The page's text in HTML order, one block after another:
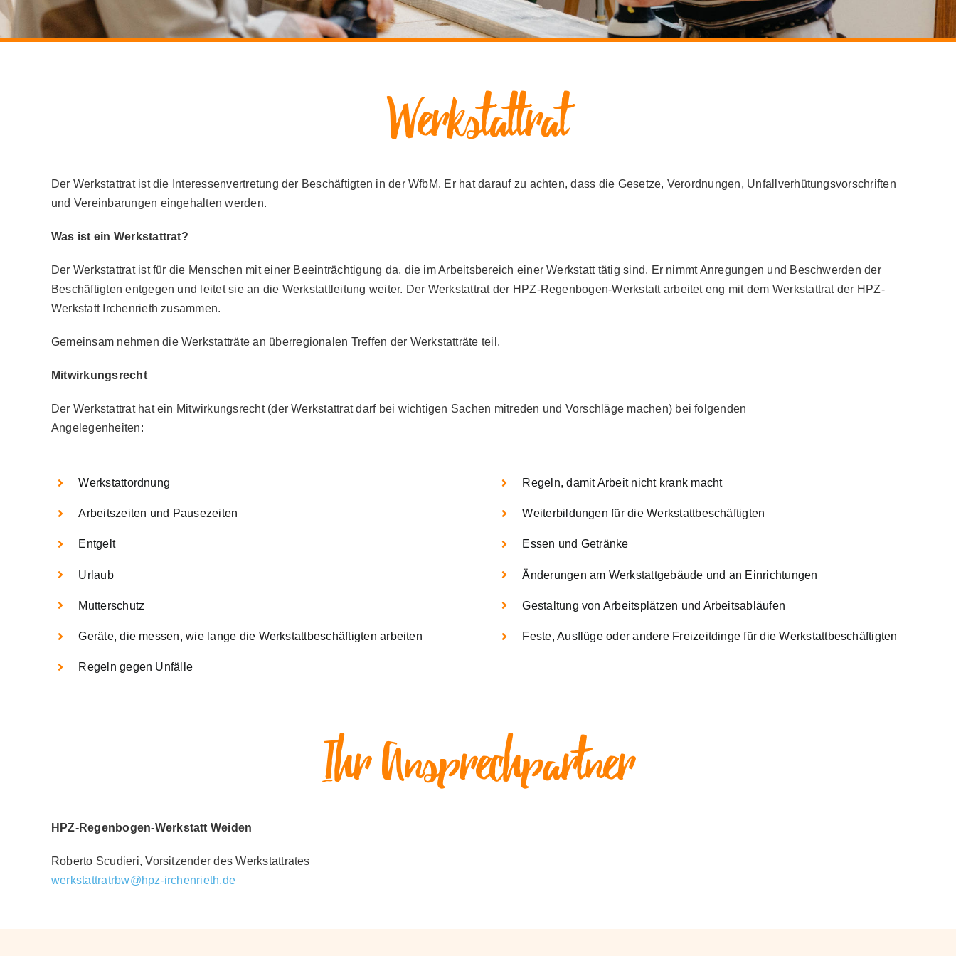
Werkstattrat
Der Werkstattrat ist die Interessenvertretung der Beschäftigten in der WfbM. Er hat darauf zu achten, dass die Gesetze, Verordnungen, Unfallverhütungsvorschriften
und Vereinbarungen eingehalten werden.
Was ist ein Werkstattrat?
Der Werkstattrat ist für die Menschen mit einer Beeinträchtigung da, die im Arbeitsbereich einer Werkstatt tätig sind. Er nimmt Anregungen und Beschwerden der
Beschäftigten entgegen und leitet sie an die Werkstattleitung weiter. Der Werkstattrat der HPZ-Regenbogen-Werkstatt arbeitet eng mit dem Werkstattrat der HPZ-
Werkstatt Irchenrieth zusammen.
Gemeinsam nehmen die Werkstatträte an überregionalen Treffen der Werkstatträte teil.
Mitwirkungsrecht
Der Werkstattrat hat ein Mitwirkungsrecht (der Werkstattrat darf bei wichtigen Sachen mitreden und Vorschläge machen) bei folgenden
Angelegenheiten:
Werkstattordnung
Arbeitszeiten und Pausezeiten
Entgelt
Urlaub
Mutterschutz
Geräte, die messen, wie lange die Werkstattbeschäftigten arbeiten
Regeln gegen Unfälle
Regeln, damit Arbeit nicht krank macht
Weiterbildungen für die Werkstattbeschäftigten
Essen und Getränke
Änderungen am Werkstattgebäude und an Einrichtungen
Gestaltung von Arbeitsplätzen und Arbeitsabläufen
Feste, Ausflüge oder andere Freizeitdinge für die Werkstattbeschäftigten
Ihr Ansprechpartner
HPZ-Regenbogen-Werkstatt Weiden
Roberto Scudieri, Vorsitzender des Werkstattrates
werkstattratrbw@hpz-irchenrieth.de